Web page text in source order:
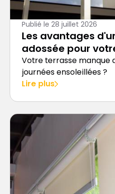
Publié le 28 juillet 2026
Les avantages
adossée pour
Votre terrasse manque
journées ensoleillées ?
Lire plus